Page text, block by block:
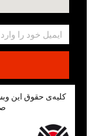
کلیه‌ی حقوق این